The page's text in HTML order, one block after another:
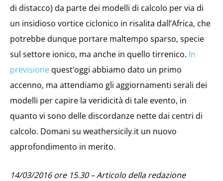
di distacco) da parte dei modelli di calcolo per via di
un insidioso vortice ciclonico in risalita dall’Africa, che
potrebbe dunque portare maltempo sparso, specie
sul settore ionico, ma anche in quello tirrenico. In
previsione quest’oggi abbiamo dato un primo
accenno, ma attendiamo gli aggiornamenti serali dei
modelli per capire la veridicità di tale evento, in
quanto vi sono delle discordanze nette dai centri di
calcolo. Domani su weathersicily.it un nuovo
approfondimento in merito.
14/03/2016 ore 15.30 – Articolo della redazione